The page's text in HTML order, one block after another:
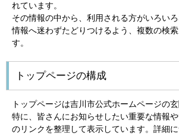
れています。
その情報の中から、利用される方がいろい
情報へ迷わずたどりつけるよう、複数の検
す。
トップページの構成
トップページは吉川市公式ホームページの
特に、皆さんにお知らせしたい重要な情報
のリンクを整理して表示しています。詳細